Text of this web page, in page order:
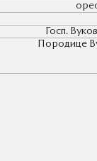
Госп.
Породице